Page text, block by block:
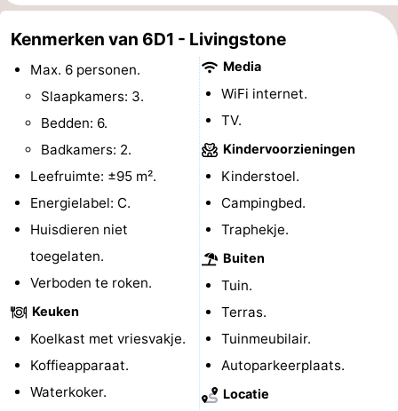
-
Rondvaarten
Speeltuinen
Binnenspeeltuinen
Bowlen
-
Minigolfbanen
Wellness
centra
Dorpen
&
Steden
Natuur
Rondleidingen
Sporten
Kenmerken van 6D1 - Livingstone
Max. 6 personen.
Slaapkamers: 3.
Bedden: 6.
Badkamers: 2.
Leefruimte: ±95 m².
Energielabel: C.
Huisdieren niet
toegelaten.
Verboden te roken.
Keuken
Koelkast met vriesvakje.
Koffieapparaat.
Waterkoker.
Media
WiFi internet.
TV.
Kindervoorzieningen
Kinderstoel.
Campingbed.
Traphekje.
Buiten
Tuin.
Terras.
Tuinmeubilair.
Autoparkeerplaats.
Locatie